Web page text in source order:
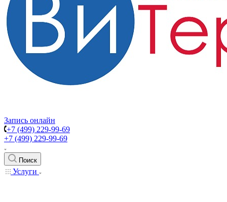
Запись онлайн
+7 (499) 229-99-69
+7 (499) 229-99-69
Поиск
Услуги